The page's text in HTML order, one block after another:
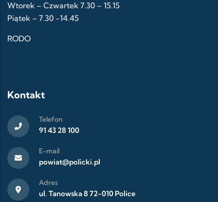
Wtorek – Czwartek 7.30 – 15.15
Piątek – 7.30 -14.45
RODO
Kontakt
Telefon
91 43 28 100
E-mail
powiat@policki.pl
Adres
ul. Tanowska 8 72-010 Police